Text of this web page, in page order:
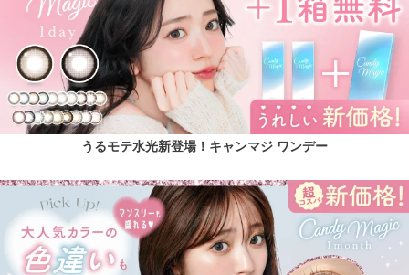
うるモテ水光新登場！キャンマジ ワンデー